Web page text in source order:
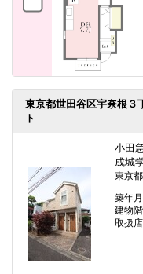
東京都世田谷区宇奈根３
ト
小田
成城
東京
築年
建物
取扱